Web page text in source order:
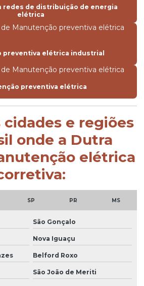
redes de distribuição de energia
elétrica
preventiva elétrica industrial
preventiva elétrica
cidades e regiões
onde a Dutra
elétrica
SP PR MS
São Gonçalo
Nova Iguaçu
Belford Roxo
São João de Meriti